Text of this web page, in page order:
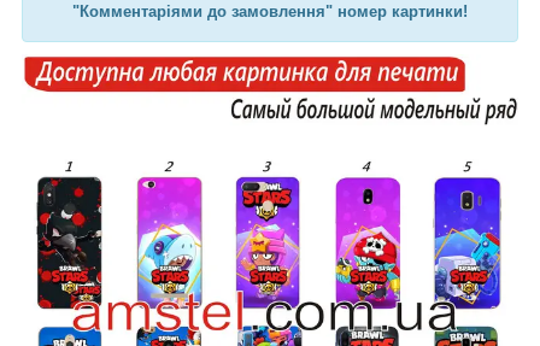
"Комментаріями до замовлення" номер картинки!